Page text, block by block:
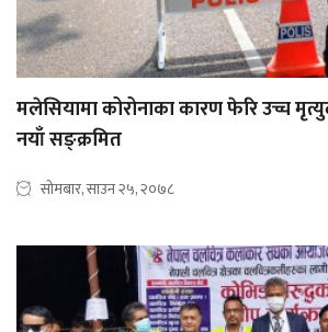
मलेसियामा कोरोनाका कारण फेरि उच्च
नयाँ सङ्क्रमित
सोमबार, साउन २५, २०७८